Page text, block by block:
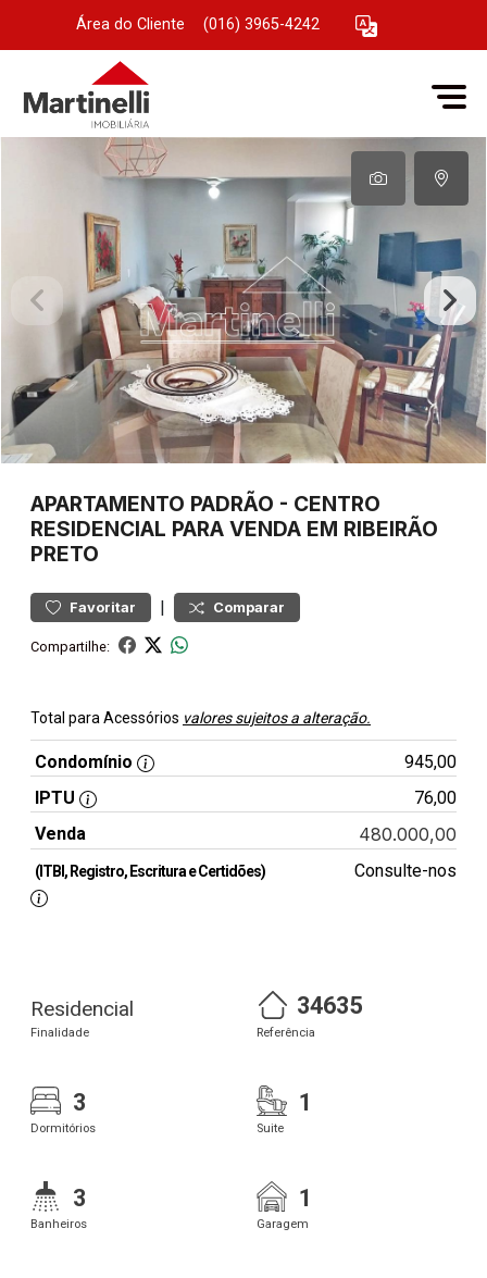
Área do Cliente (016) 3965-4242
APARTAMENTO PADRÃO - CENTRO
RESIDENCIAL PARA VENDA EM RIBEIRÃO
PRETO
Favoritar | Comparar
Compartilhe:
Total para Acessórios valores sujeitos a alteração.
Condomínio
945,00
IPTU
76,00
Venda
480.000,00
(ITBI, Registro, Escritura e Certidões) Consulte-nos
Residencial
Finalidade
34635
Referência
3
Dormitórios
1
Suite
3
Banheiros
1
Garagem